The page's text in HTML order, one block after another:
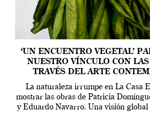
‘UN ENCUENTRO VEGETAL’
NUESTRO VÍNCULO CON
TRAVÉS DEL ARTE
La naturaleza irrumpe en La Casa
mostrar las obras de Patricia
y Eduardo Navarro. Una visión global